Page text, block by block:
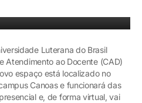
Luterana do Brasil
Atendimento ao Docente (CAD)
espaço está localizado no
Canoas e funcionará das
e, de forma virtual, vai